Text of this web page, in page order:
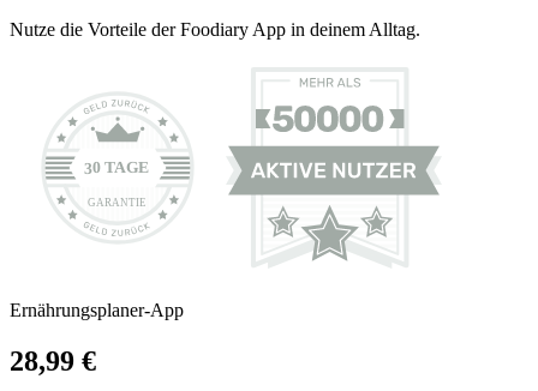
Nutze die Vorteile der Foodiary App in deinem Alltag.
Ernährungsplaner-App
28,99 €